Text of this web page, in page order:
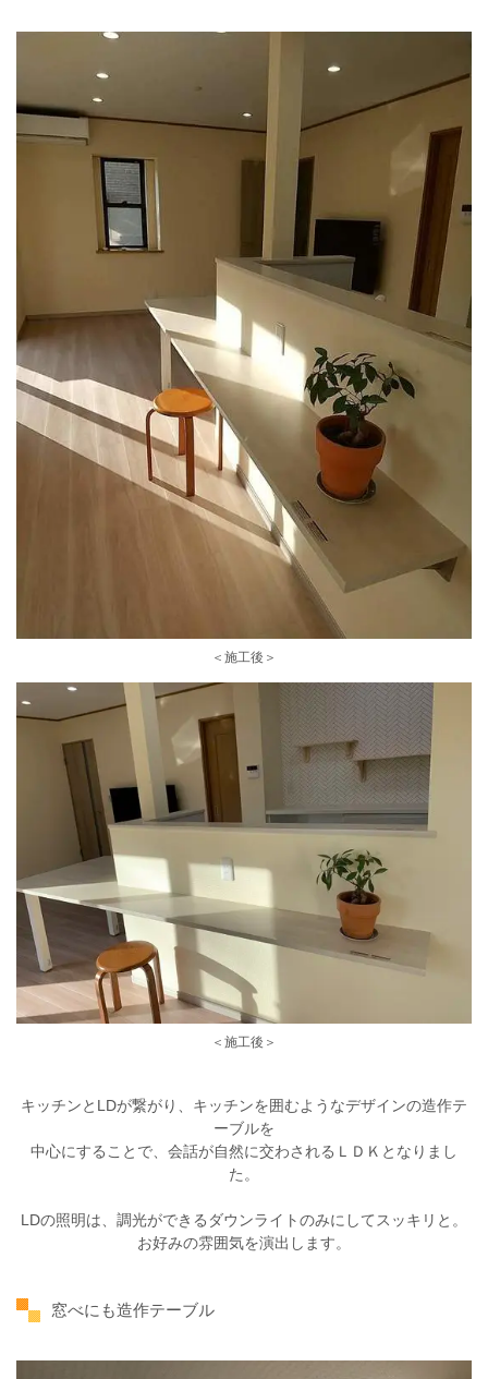
＜施工後＞
＜施工後＞
キッチンとLDが繋がり、キッチンを囲むようなデザインの造作テ
ーブルを
中心にすることで、会話が自然に交わされるＬＤＫとなりまし
た。
LDの照明は、調光ができるダウンライトのみにしてスッキリと。
お好みの雰囲気を演出します。
窓べにも造作テーブル